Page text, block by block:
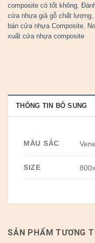
composite có tốt không,
cửa nhựa giả gỗ chất lượng,
bán cửa nhựa Composite,
xuất cửa nhựa composite
THÔNG TIN BỔ SUNG
MÀU SẮC
SIZE
SẢN PHẨM TƯƠNG